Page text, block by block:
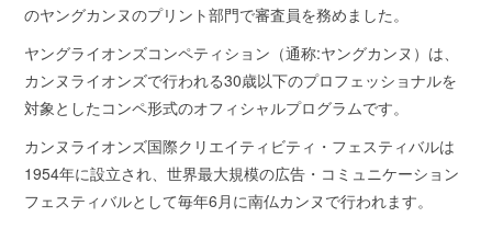
のヤングカンヌのプリント部門で審査員を務めました。
ヤングライオンズコンペティション（通称:ヤングカンヌ）は、
カンヌライオンズで行われる30歳以下のプロフェッショナルを
対象としたコンペ形式のオフィシャルプログラムです。
カンヌライオンズ国際クリエイティビティ・フェスティバルは
1954年に設立され、世界最大規模の広告・コミュニケーション
フェスティバルとして毎年6月に南仏カンヌで行われます。